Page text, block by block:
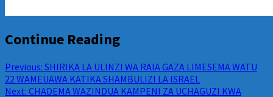
Continue Reading
Previous: SHIRIKA LA ULINZI WA RAIA GAZA LIMESEMA WATU
22 WAMEUAWA KATIKA SHAMBULIZI LA ISRAEL
Next: CHADEMA WAZINDUA KAMPENI ZA UCHAGUZI KWA